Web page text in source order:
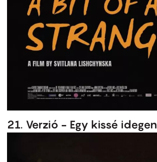
21. Verzió - Egy kissé idegen